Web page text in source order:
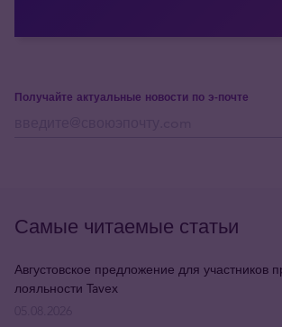
Получайте актуальные новости по э-почте
Самые читаемые статьи
Августовское предложение для участников
лояльности Tavex